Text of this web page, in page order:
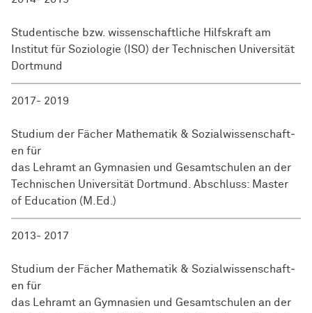
Studentische bzw. wissenschaftliche Hilfskraft am
Institut für So­zio­lo­gie (ISO) der Technischen Uni­ver­si­tät­
Dort­mund
2017- 2019
Studium der Fächer Mathematik & So­zi­al­wis­sen­schaft­
en für
das Lehramt an Gymnasien und Gesamtschulen an der
Technischen Uni­ver­si­tät­ Dort­mund . Abschluss: Master
of Education (M.Ed.)
2013- 2017
Studium der Fächer Mathematik & So­zi­al­wis­sen­schaft­
en für
das Lehramt an Gymnasien und Gesamtschulen an der